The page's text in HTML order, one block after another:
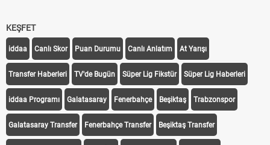
KEŞFET
iddaa Canlı Skor Puan Durumu Canlı Anlatım At Yarışı
Transfer Haberleri TV'de Bugün Süper Lig Fikstür Süper Lig Haberleri
iddaa Programı Galatasaray Fenerbahçe Beşiktaş Trabzonspor
Galatasaray Transfer Fenerbahçe Transfer Beşiktaş Transfer